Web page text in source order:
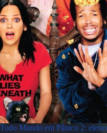
Todo Mundo em Pânico 2: